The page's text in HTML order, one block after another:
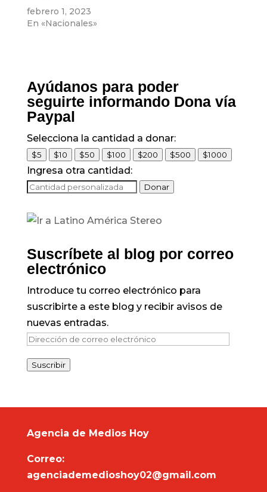
febrero 1, 2023
En «Nacionales»
Ayúdanos para poder
seguirte informando Dona vía
Paypal
Selecciona la cantidad a donar:
$5 $10 $50 $100 $200 $500 $1000
Ingresa otra cantidad:
Donar
Suscríbete al blog por correo
electrónico
Introduce tu correo electrónico para
suscribirte a este blog y recibir avisos de
nuevas entradas.
Dirección
correo
Suscribir
Agencia de Medios Hoy
Correo:
agenciademedioshoy02@gmail.com